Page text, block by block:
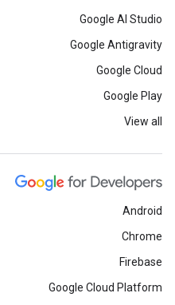
Google AI Studio
Google Antigravity
Google Cloud
Google Play
View all
Android
Chrome
Firebase
Google Cloud Platform